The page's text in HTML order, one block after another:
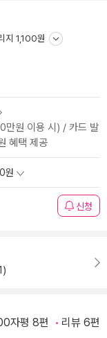
지 1,100원
만원 이용 시) / 카드 발
혜택 제공
원
신청
자평 8편 리뷰 6편